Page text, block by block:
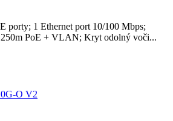
porty; 1 Ethernet port 10/100 Mbps;
PoE + VLAN; Kryt odolný voči...